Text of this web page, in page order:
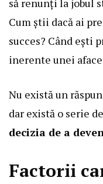
să renunți la jobul
Cum știi dacă ai
succes? Când ești
inerente unei
Nu există un
dar există o serie
decizia de a
Factorii